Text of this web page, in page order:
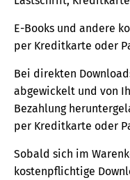
E-Books und andere
per Kreditkarte oder
Bei direkten
abgewickelt und von
Bezahlung
per Kreditkarte oder
Sobald sich im
kostenpflichtige